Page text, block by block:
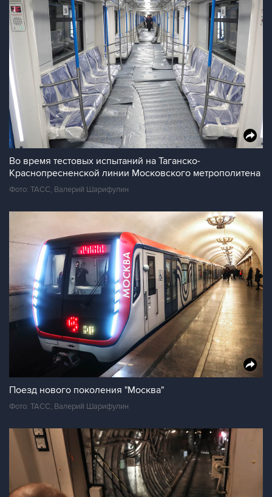
Во время тестовых испытаний на Таганско-
Краснопресненской линии Московского метрополитена
Фото: ТАСС, Валерий Шарифулин
Поезд нового поколения "Москва"
Фото: ТАСС, Валерий Шарифулин